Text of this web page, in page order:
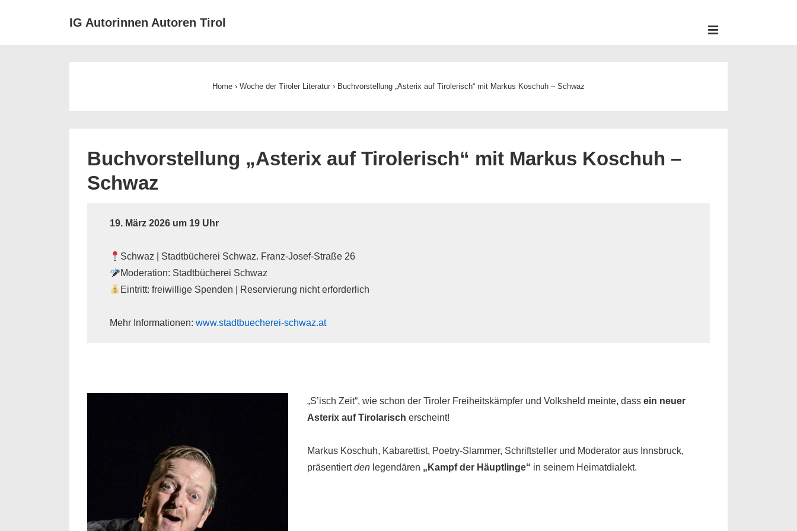
IG Autorinnen Autoren Tirol
MENU
Home › Woche der Tiroler Literatur › Buchvorstellung „Asterix auf Tirolerisch“ mit Markus Koschuh – Schwaz
Buchvorstellung „Asterix auf Tirolerisch“ mit Markus Koschuh –
Schwaz
19. März 2026 um 19 Uhr
Schwaz | Stadtbücherei Schwaz. Franz-Josef-Straße 26
Moderation: Stadtbücherei Schwaz
Eintritt: freiwillige Spenden | Reservierung nicht erforderlich
Mehr Informationen: www.stadtbuecherei-schwaz.at
„S’isch Zeit“, wie schon der Tiroler Freiheitskämpfer und Volksheld meinte, dassein neuer
Asterix auf Tirolarisch erscheint!
Markus Koschuh, Kabarettist, Poetry-Slammer, Schriftsteller und Moderator aus Innsbruck,
präsentiertden legendären „Kampf der Häuptlinge“ in seinem Heimatdialekt.